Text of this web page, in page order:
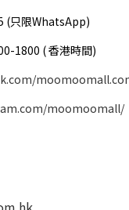
(只限WhatsApp)
1800 ( 香港時間)
moomoomall/